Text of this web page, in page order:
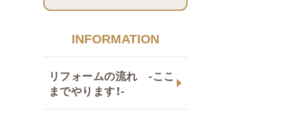
INFORMATION
リフォームの流れ -ここ
までやります！-